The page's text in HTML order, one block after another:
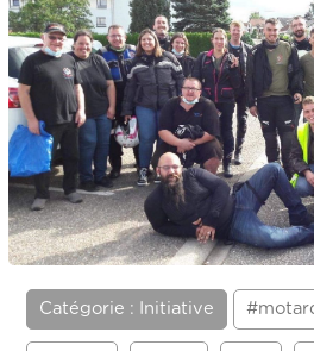
Catégorie : Initiative